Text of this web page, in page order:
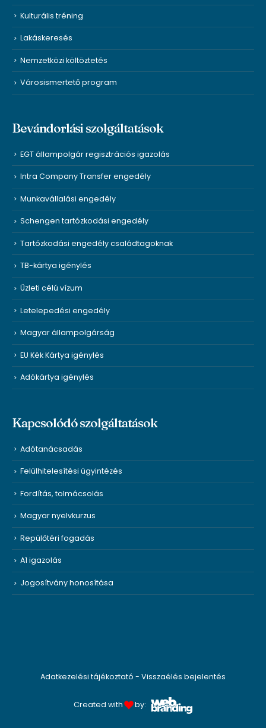
Kulturális tréning
Lakáskeresés
Nemzetközi költöztetés
Városismertető program
Bevándorlási szolgáltatások
EGT állampolgár regisztrációs igazolás
Intra Company Transfer engedély
Munkavállalási engedély
Schengen tartózkodási engedély
Tartózkodási engedély családtagoknak
TB-kártya igénylés
Üzleti célú vízum
Letelepedési engedély
Magyar állampolgárság
EU Kék Kártya igénylés
Adókártya igénylés
Kapcsolódó szolgáltatások
Adótanácsadás
Felülhitelesítési ügyintézés
Fordítás, tolmácsolás
Magyar nyelvkurzus
Repülőtéri fogadás
A1 igazolás
Jogosítvány honosítása
Adatkezelési tájékoztató - Visszaélés bejelentés
Created with by: